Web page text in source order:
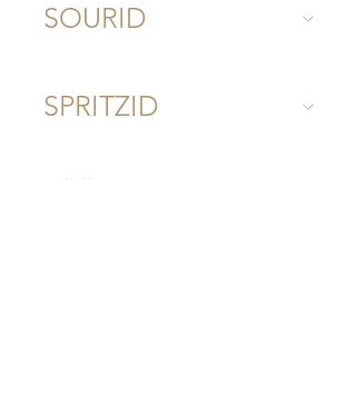
SOURID
SPRITZID